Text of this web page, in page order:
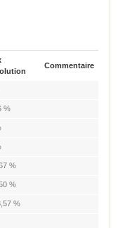
Commentaire
%
%
%
%